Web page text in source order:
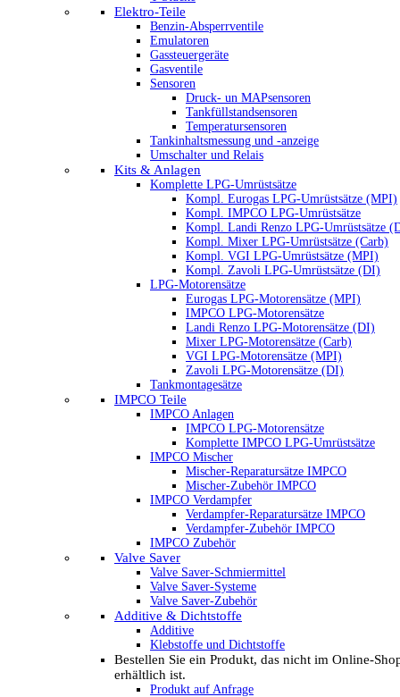
Elektro-Teile
Benzin-Absperrventile
Emulatoren
Gassteuergeräte
Gasventile
Sensoren
Druck- un MAPsensoren
Tankfüllstandsensoren
Temperatursensoren
Tankinhaltsmessung und -anzeige
Umschalter und Relais
Kits & Anlagen
Komplette LPG-Umrüstsätze
Kompl. Eurogas LPG-Umrüstsätze (MPI)
Kompl. IMPCO LPG-Umrüstsätze
Kompl. Landi Renzo LPG-Umrüstsätze
Kompl. Mixer LPG-Umrüstsätze (Carb)
Kompl. VGI LPG-Umrüstsätze (MPI)
Kompl. Zavoli LPG-Umrüstsätze (DI)
LPG-Motorensätze
Eurogas LPG-Motorensätze (MPI)
IMPCO LPG-Motorensätze
Landi Renzo LPG-Motorensätze (DI)
Mixer LPG-Motorensätze (Carb)
VGI LPG-Motorensätze (MPI)
Zavoli LPG-Motorensätze (DI)
Tankmontagesätze
IMPCO Teile
IMPCO Anlagen
IMPCO LPG-Motorensätze
Komplette IMPCO LPG-Umrüstsätze
IMPCO Mischer
Mischer-Reparatursätze IMPCO
Mischer-Zubehör IMPCO
IMPCO Verdampfer
Verdampfer-Reparatursätze IMPCO
Verdampfer-Zubehör IMPCO
IMPCO Zubehör
Valve Saver
Valve Saver-Schmiermittel
Valve Saver-Systeme
Valve Saver-Zubehör
Additive & Dichtstoffe
Additive
Klebstoffe und Dichtstoffe
Bestellen Sie ein Produkt, das nicht im Online-
erhältlich ist.
Produkt auf Anfrage